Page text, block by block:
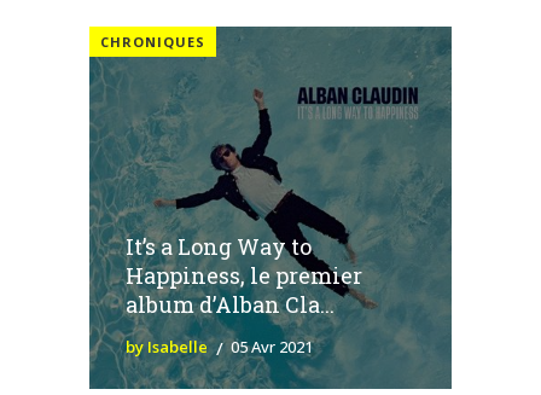
CHRONIQUES
It’s a Long Way to
Happiness, le premier
album d’Alban Cla...
by Isabelle 05 Avr 2021